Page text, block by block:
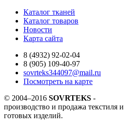
Каталог тканей
Каталог товаров
Новости
Карта сайта
8 (4932) 92-02-04
8 (905) 109-40-97
sovrteks344097@mail.ru
Посмотреть на карте
© 2004–2016 SOVRTEKS -
производство и продажа текстиля и
готовых изделий.